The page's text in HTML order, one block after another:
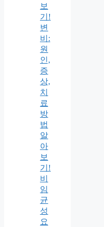
보
기!
변
비:
원
인,
증
상,
치
료
방
법
알
아
보
기!
비
임
균
성
요